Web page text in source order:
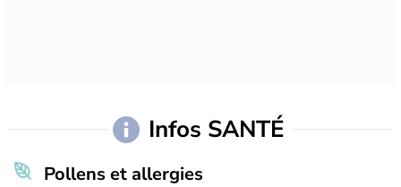
Infos SANTÉ
Pollens et allergies